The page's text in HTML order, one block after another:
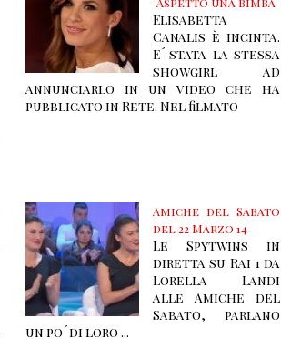
Elisabetta
Canalis è incinta.
E´ stata la stessa
showgirl ad
annunciarlo in un video che ha
pubblicato in Rete. Nel filmato
Amiche del Sabato
del 22 Marzo 14
Le Spytwins in
diretta su Rai 1 da
Lorella Landi
alle Amiche del
Sabato, parlano
un po´ di loro ...